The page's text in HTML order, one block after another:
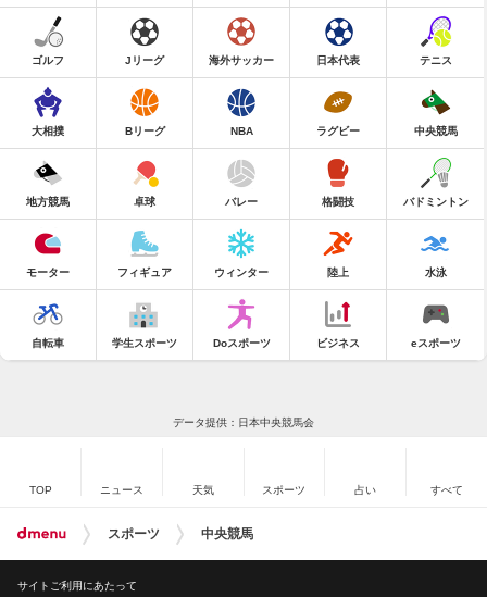
ゴルフ Jリーグ 海外サッカー 日本代表 テニス
大相撲 Bリーグ NBA ラグビー 中央競馬
地方競馬 卓球 バレー 格闘技 バドミントン
モーター フィギュア ウィンター 陸上 水泳
自転車 学生スポーツ Doスポーツ ビジネス eスポーツ
データ提供：日本中央競馬会
TOP ニュース 天気 スポーツ 占い すべて
スポーツ 中央競馬
サイトご利用にあたって